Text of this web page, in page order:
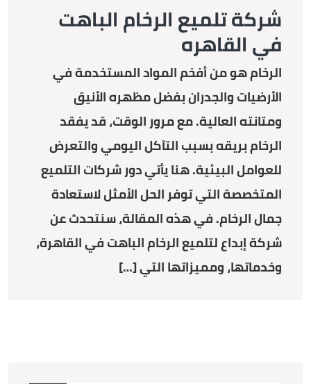
شركة تلميع الرخام الباهت
في القاهره
الرخام هو من أفخم المواد المستخدمة في
الأرضيات والجدران بفضل مظهره الأنيق
ومتانته العالية. مع مرور الوقت، قد يفقد
الرخام بريقه بسبب التآكل اليومي والتعرض
للعوامل البيئية. هنا يأتي دور شركات التلميع
المتخصصة التي توفر الحل الأمثل لاستعادة
جمال الرخام. في هذه المقالة، سنتحدث عن
شركة إبداع لتلميع الرخام الباهت في القاهرة،
وخدماتها، ومميزاتها التي […]